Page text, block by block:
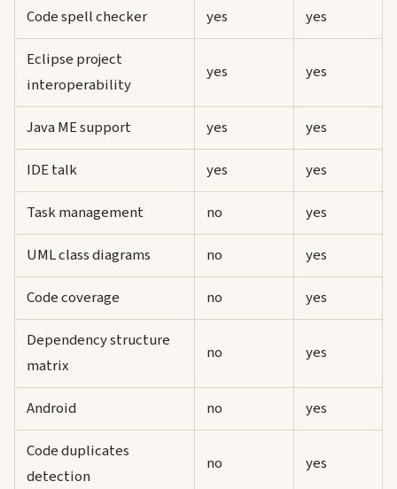
Code spell checker
yes
yes
Eclipse project
interoperability
yes yes
Java ME support yes
yes
IDE talk
yes
yes
Task management
no
yes
UML class diagrams
no
yes
Code coverage
no
yes
Dependency structure
matrix
no yes
Android no
yes
Code duplicates
detection
no yes